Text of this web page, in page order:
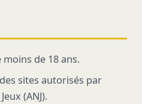
de 18 ans.
sites autorisés par
(ANJ).